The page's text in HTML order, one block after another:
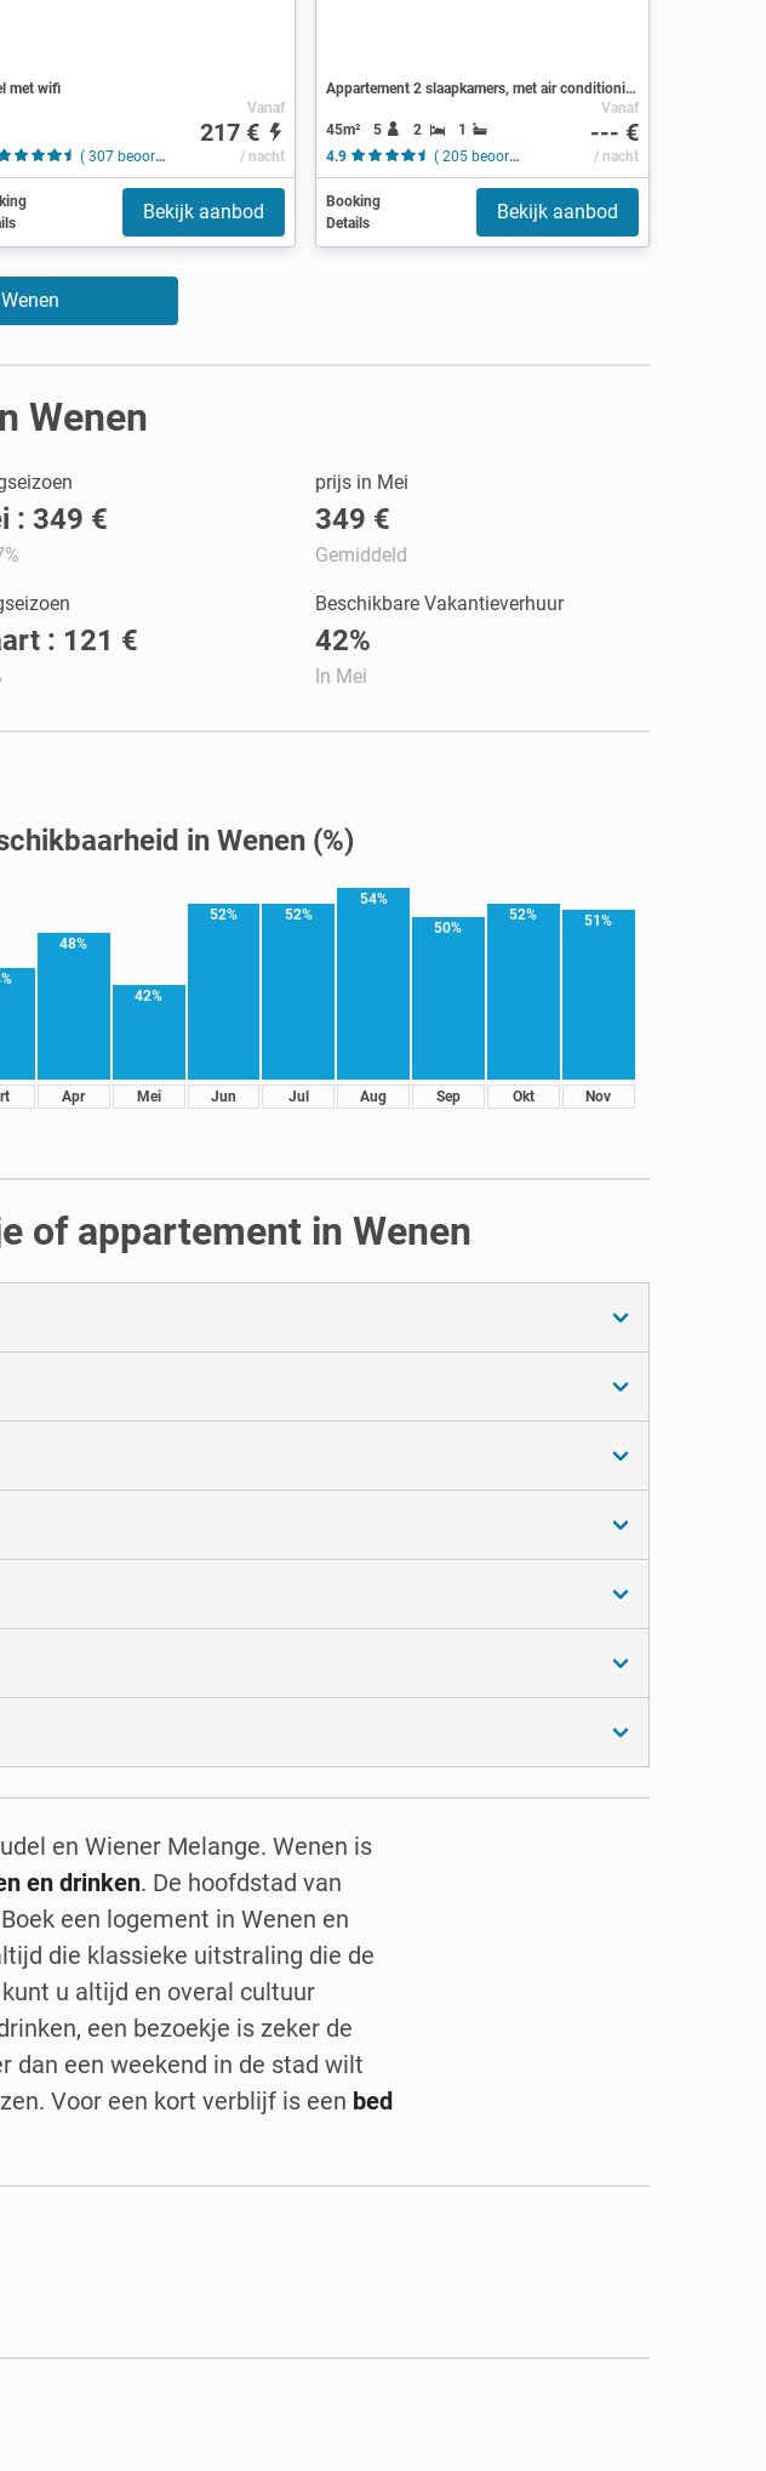
met wifi
( 307 beoordelingen )
Vanaf
217 €
/ nacht
Bekijk aanbod
Appartement 2 slaapkamers, met air conditioning
45m² 5 2
1
4.9
( 205 beoordelingen )
Vanaf
--- €
/ nacht
Booking
Details
Bekijk aanbod
Wenen
: 349 €
prijs in Mei
349 €
Gemiddeld
: 121 €
Beschikbare Vakantieverhuur
42%
In Mei
in Wenen (%)
48%
Apr
42%
Mei
52%
Jun
52%
Jul
54%
Aug
50%
Sep
52%
Okt
51%
Nov
of appartement in Wenen
en Wiener Melange. Wenen is
en drinken. De hoofdstad van
een logement in Wenen en
die klassieke uitstraling die de
u altijd en overal cultuur
een bezoekje is zeker de
dan een weekend in de stad wilt
Voor een kort verblijf is een bed